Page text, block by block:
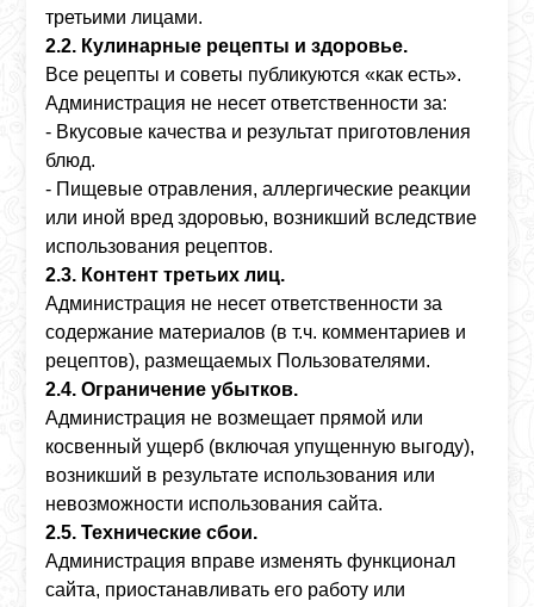
третьими лицами.
2.2. Кулинарные рецепты и здоровье.
Все рецепты и советы публикуются «как есть».
Администрация не несет ответственности за:
- Вкусовые качества и результат приготовления
блюд.
- Пищевые отравления, аллергические реакции
или иной вред здоровью, возникший вследствие
использования рецептов.
2.3. Контент третьих лиц.
Администрация не несет ответственности за
содержание материалов (в т.ч. комментариев и
рецептов), размещаемых Пользователями.
2.4. Ограничение убытков.
Администрация не возмещает прямой или
косвенный ущерб (включая упущенную выгоду),
возникший в результате использования или
невозможности использования сайта.
2.5. Технические сбои.
Администрация вправе изменять функционал
сайта, приостанавливать его работу или